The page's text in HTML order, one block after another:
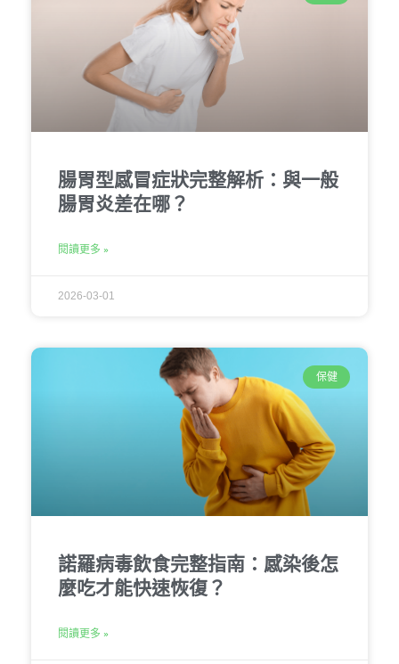
腸胃型感冒症狀完整解析：與一般
腸胃炎差在哪？
閱讀更多 »
2026-03-01
保健
諾羅病毒飲食完整指南：感染後怎
麼吃才能快速恢復？
閱讀更多 »